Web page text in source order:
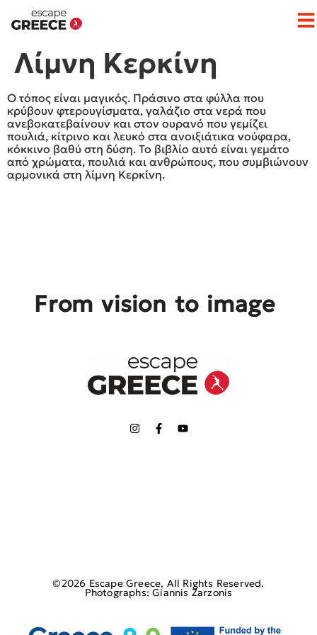
Λίμνη Κερκίνη
Ο τόπος είναι μαγικός. Πράσινο στα φύλλα που
κρύβουν φτερουγίσματα, γαλάζιο στα νερά που
ανεβοκατεβαίνουν και στον ουρανό που γεμίζει
πουλιά, κίτρινο και λευκό στα ανοιξιάτικα νούφαρα,
κόκκινο βαθύ στη δύση. Το βιβλίο αυτό είναι γεμάτο
από χρώματα, πουλιά και ανθρώπους, που συμβιώνουν
αρμονικά στη λίμνη Κερκίνη.
From vision to image
©2026 Escape Greece, All Rights Reserved.
Photographs: Giannis Zarzonis